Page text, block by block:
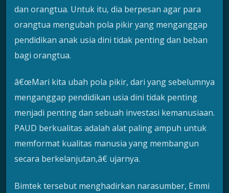
dan orangtua. Untuk itu, dia berpesan agar para
orangtua mengubah pola pikir yang menganggap
pendidikan anak usia dini tidak penting dan beban
bagi orangtua.
â€œMari kita ubah pola pikir, dari yang sebelumnya
menganggap pendidikan usia dini tidak penting
menjadi penting dan sebuah investasi kemanusiaan.
PAUD berkualitas adalah alat paling ampuh untuk
memformat kualitas manusia yang membangun
secara berkelanjutan,â€ ujarnya.
Bimtek tersebut menghadirkan narasumber, Emmi